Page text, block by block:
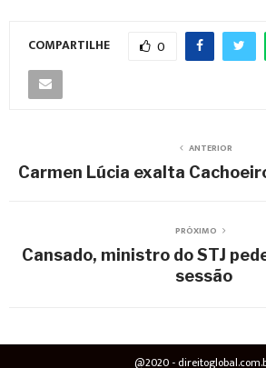
COMPARTILHE 0
ANTERIOR
Carmen Lúcia exalta
PRÓXIMO
Cansado, ministro do STJ
sessão
@2020 -